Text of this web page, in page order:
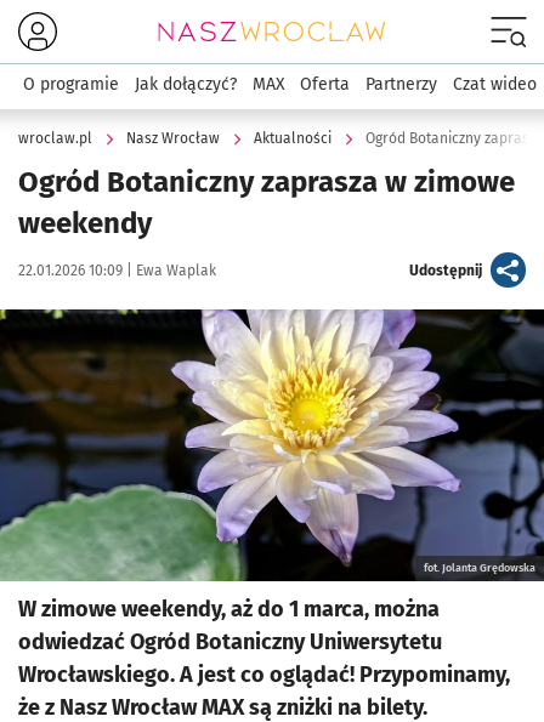
O programie Jak dołączyć? MAX Oferta Partnerzy Czat wideo
wroclaw.pl Nasz Wrocław Aktualności Ogród Botaniczny
Ogród Botaniczny zaprasza w zimowe
weekendy
Data publikacji:
22.01.2026 10:09 | Autor:
Ewa Waplak Udostępnijartykuł
Kliknij, aby powiększyć
fot. Jolanta Grędowska
W zimowe weekendy, aż do 1 marca, można
odwiedzać Ogród Botaniczny Uniwersytetu
Wrocławskiego. A jest co oglądać! Przypominamy,
że z Nasz Wrocław MAX są zniżki na bilety.